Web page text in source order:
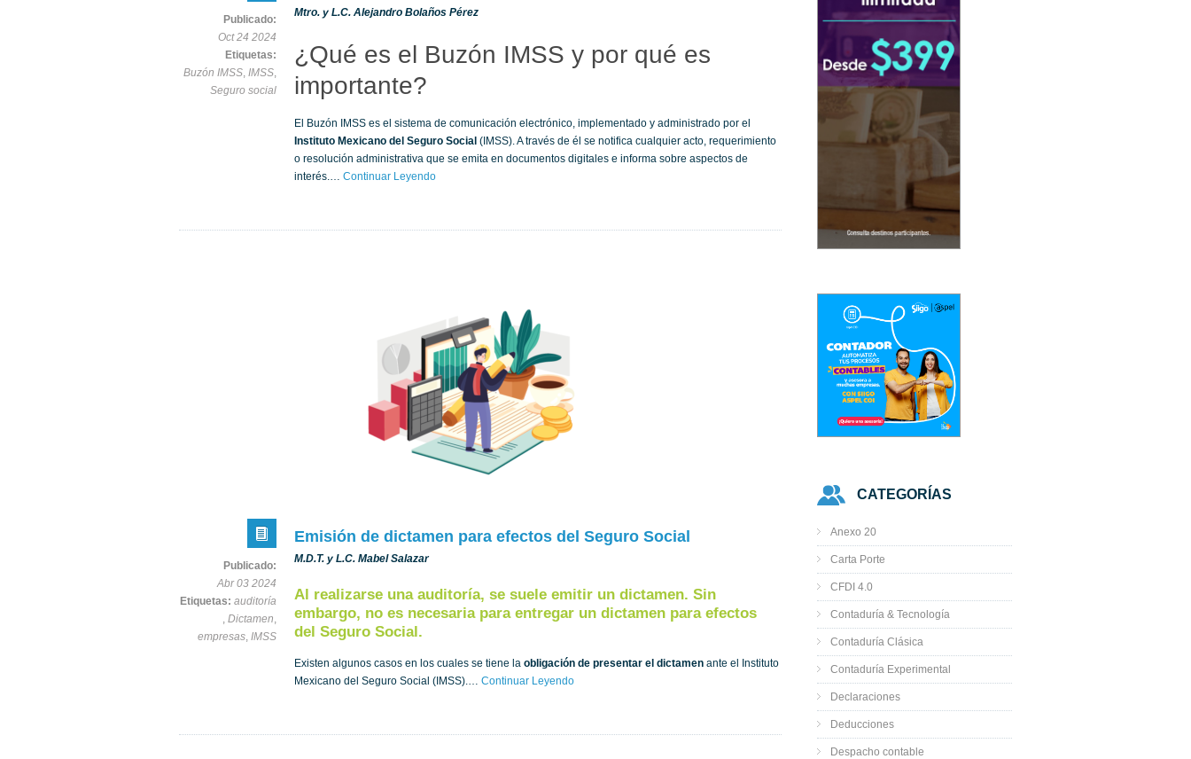
Mtro. y L.C. Alejandro Bolaños Pérez
¿Qué es el Buzón IMSS y por qué es
importante?
El Buzón IMSS es el sistema de comunicación electrónico, implementado y administrado por el
Instituto Mexicano del Seguro Social (IMSS). A través de él se notifica cualquier acto, requerimiento
o resolución administrativa que se emita en documentos digitales e informa sobre aspectos de
interés.… Continuar Leyendo
Publicado:
Oct 24 2024
Etiquetas:
Buzón IMSS, IMSS,
Seguro social
Emisión de dictamen para efectos del Seguro Social
M.D.T. y L.C. Mabel Salazar
Al realizarse una auditoría, se suele emitir un dictamen. Sin
embargo, no es necesaria para entregar un dictamen para efectos
del Seguro Social.
Existen algunos casos en los cuales se tiene la obligación de presentar el dictamen ante el Instituto
Mexicano del Seguro Social (IMSS).… Continuar Leyendo
Publicado:
Abr 03 2024
Etiquetas: auditoría
, Dictamen,
empresas, IMSS
CATEGORÍAS
Anexo 20
Carta Porte
CFDI 4.0
Contaduría & Tecnología
Contaduría Clásica
Contaduría Experimental
Declaraciones
Deducciones
Despacho contable